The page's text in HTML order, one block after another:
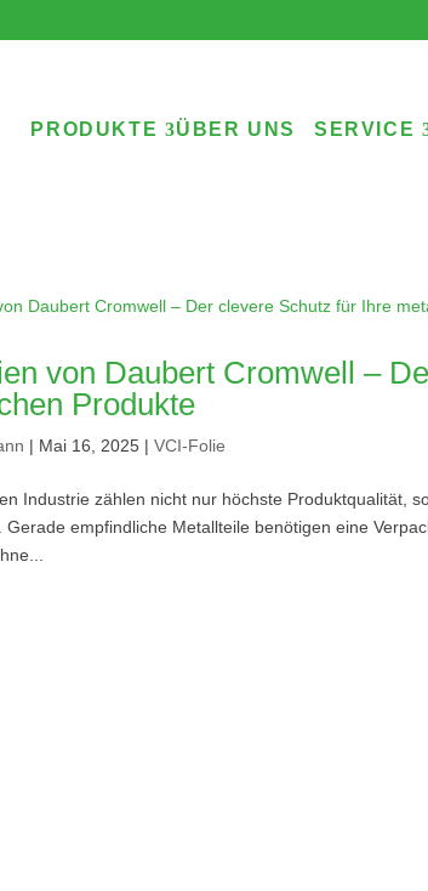
PRODUKTE ÜBER UNS SERVICE
von Daubert Cromwell –
Produkte
| Mai 16, 2025 |VCI-Folie
Industrie zählen nicht nur höchste Produktqualität,
Gerade empfindliche Metallteile benötigen eine